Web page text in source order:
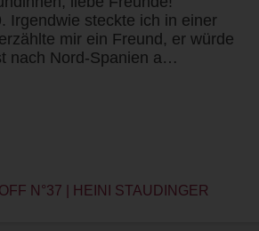
Irgendwie steckte ich in einer
mir ein Freund, er würde
nach Nord-Spanien a…
N°37 | HEINI STAUDINGER